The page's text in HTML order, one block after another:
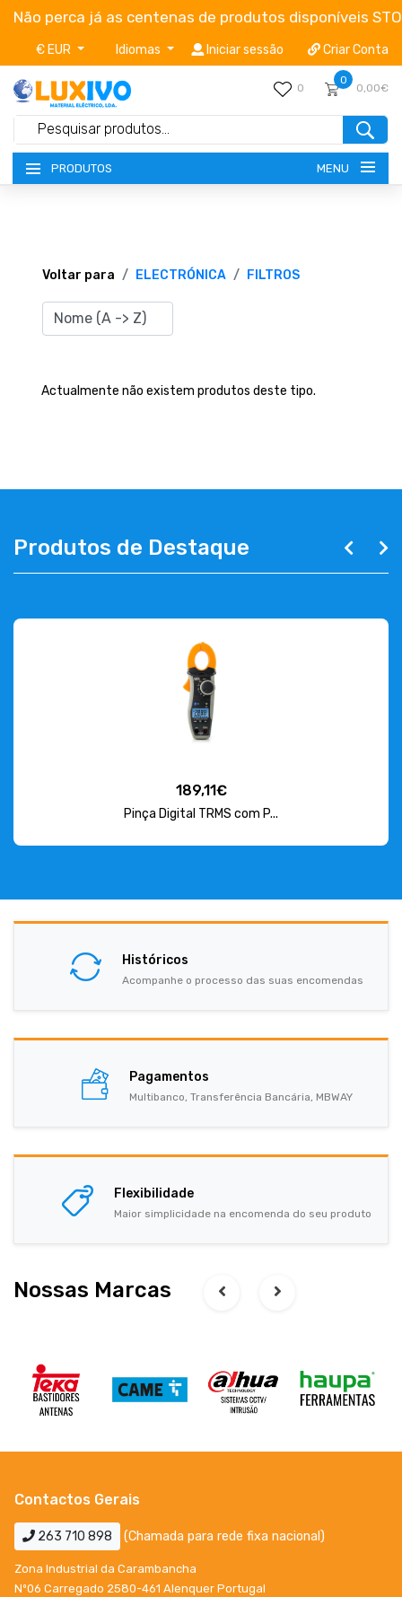
Não perca já as centenas de produtos disponíveis
€ EUR Idiomas Iniciar sessão Criar Conta
0
0
0,00€
PRODUTOS MENU
TERMOS E CONDIÇÕES
CATÁLOGOS
Voltar para ELECTRÓNICA FILTROS
Actualmente não existem produtos deste tipo.
Produtos de Destaque
189,11€
Pinça Digital TRMS com P...
Históricos
Acompanhe o processo das suas encomendas
Pagamentos
Multibanco, Transferência Bancária, MBWAY
Flexibilidade
Maior simplicidade na encomenda do seu produto
Nossas Marcas
Contactos Gerais
263 710 898 (Chamada para rede fixa nacional)
Zona Industrial da Carambancha
Nº06 Carregado 2580-461 Alenquer Portugal